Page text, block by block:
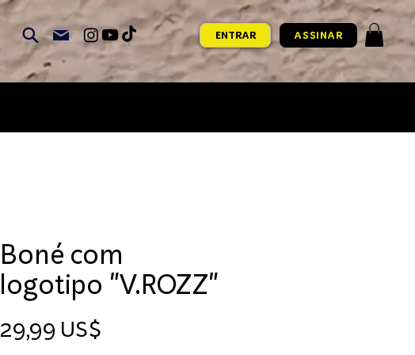
ENTRAR ASSINAR
Boné com
logotipo "V.ROZZ"
29,99 US$Preço